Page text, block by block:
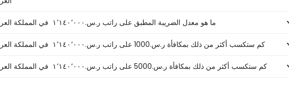
ما هو معدل الضريبة المطبق على راتب ر.س.‏١٬١٤٠٬٠٠٠ ‏ في المملكة العربية السعودية؟
كم ستكسب أكثر من ذلك بمكافأة ر.س.1000 على راتب ر.س.‏١٬١٤٠٬٠٠٠ ‏ في المملكة العربية السعودية؟
كم ستكسب أكثر من ذلك بمكافأة ر.س.5000 على راتب ر.س.‏١٬١٤٠٬٠٠٠ ‏ في المملكة العربية السعودية؟